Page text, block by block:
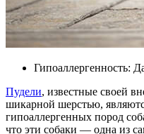
Гипоаллергенность:
Пудели, известные своей
шикарной шерстью,
гипоаллергенных пород
что эти собаки — одна из